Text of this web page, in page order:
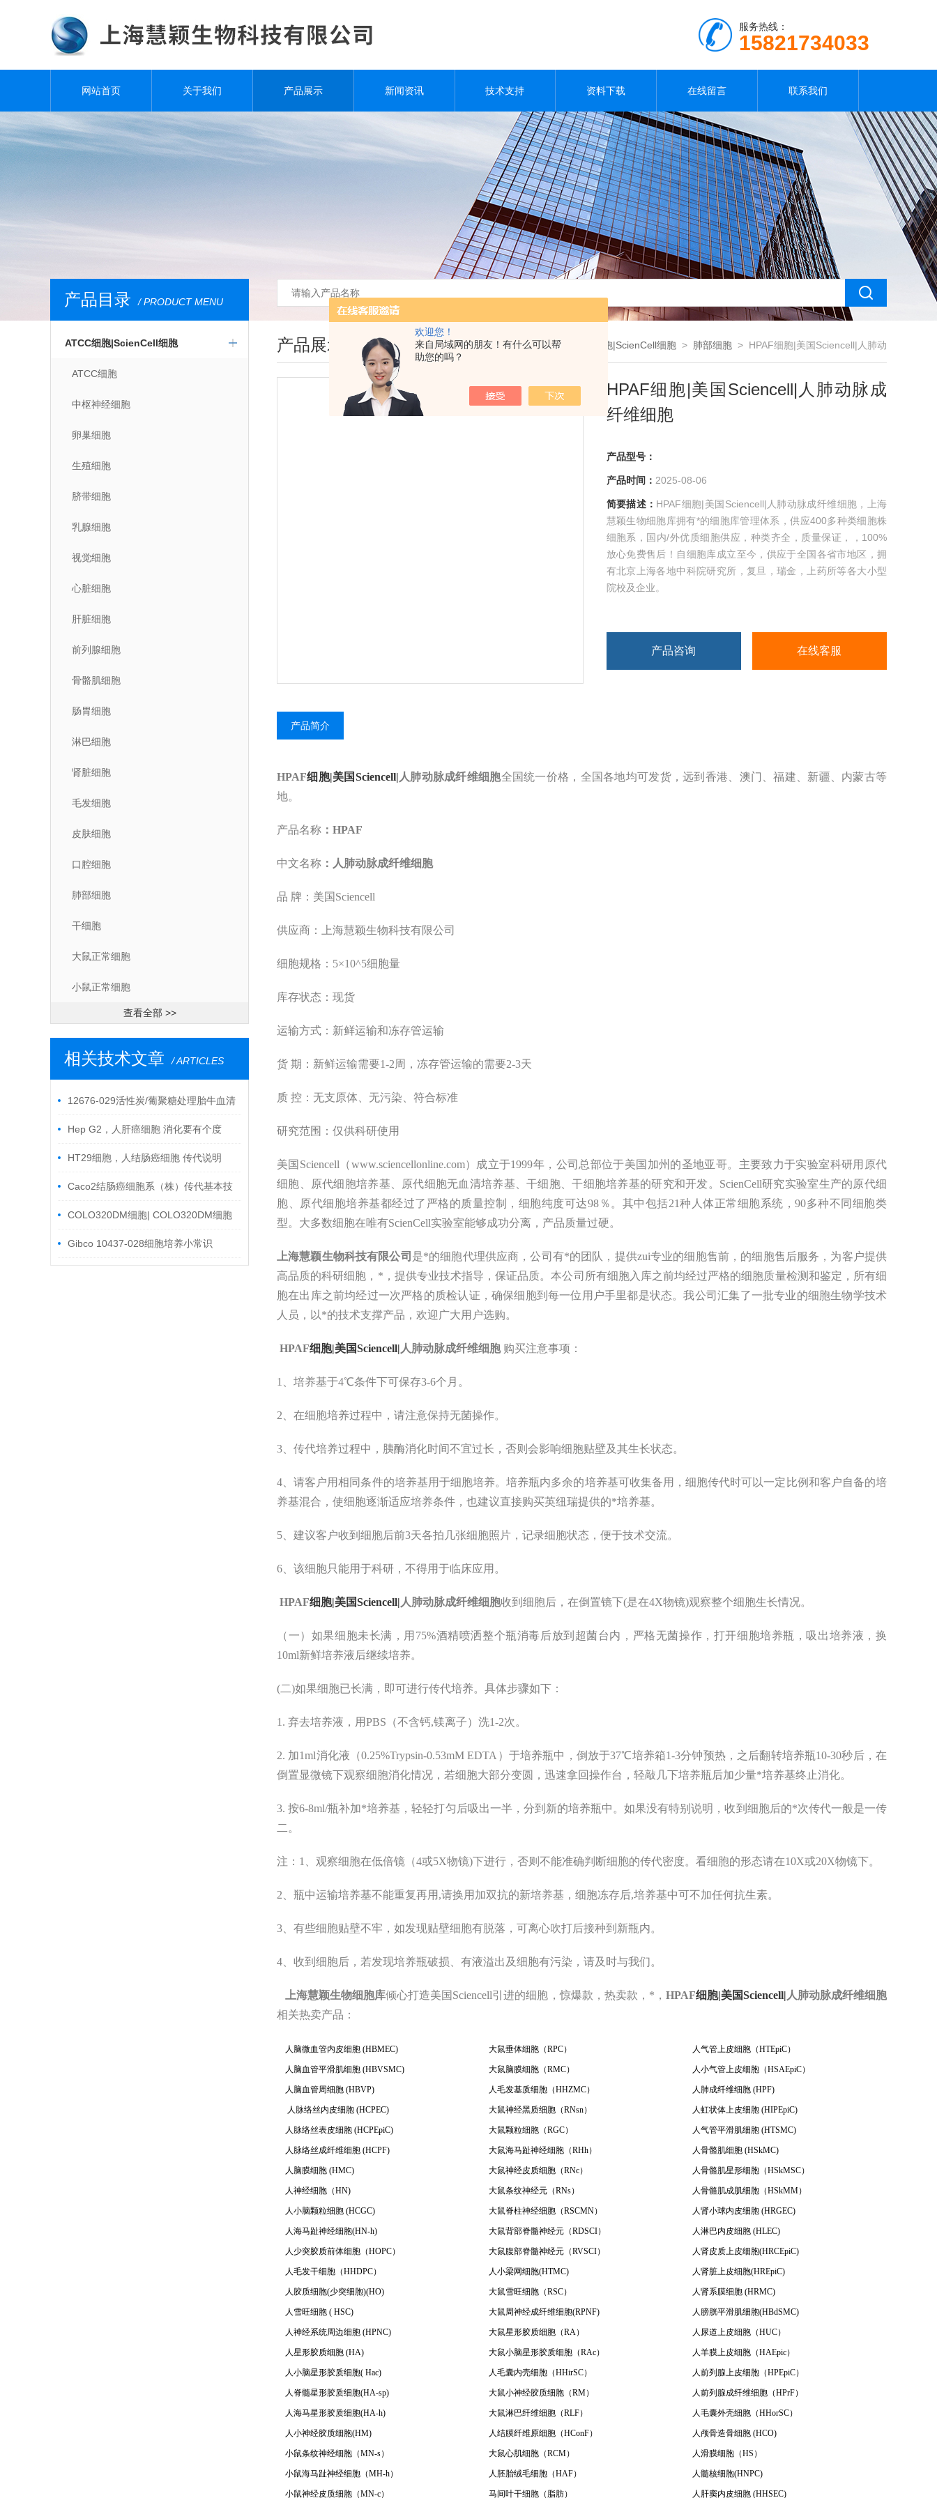
欢迎您！
来自局域网的朋友！有什么可以帮
助您的吗？
服务热线：
15821734033
网站首页 关于我们 产品展示 新闻资讯 技术支持 资料下载 在线留言 联系我们
产品目录 / PRODUCT MENU
ATCC细胞|ScienCell细胞
ATCC细胞
中枢神经细胞
卵巢细胞
生殖细胞
脐带细胞
乳腺细胞
视觉细胞
心脏细胞
肝脏细胞
前列腺细胞
骨骼肌细胞
肠胃细胞
淋巴细胞
肾脏细胞
毛发细胞
皮肤细胞
口腔细胞
肺部细胞
干细胞
大鼠正常细胞
小鼠正常细胞
查看全部 >>
相关技术文章 / ARTICLES
12676-029活性炭/葡聚糖处理胎牛血清
12676-029
Hep G2，人肝癌细胞 消化要有个度
HT29细胞，人结肠癌细胞 传代说明
Caco2结肠癌细胞系（株）传代基本技
术 COLO320DM细胞| COLO320DM细胞
系 培养步骤
Gibco 10437-028细胞培养小常识
产品展示 您现在的位置：首页 >产品展示> ATCC细胞|ScienCell细胞 > 肺部细胞 > HPAF细胞|美国Sciencell|人肺动
脉成纤维细胞
HPAF细胞|美国Sciencell|人肺动脉成
纤维细胞
产品型号：
产品时间： 2025-08-06
简要描述： HPAF细胞|美国Sciencell|人肺动脉成纤维细胞，上海
慧颖生物细胞库拥有*的细胞库管理体系，供应400多种类细胞株
细胞系，国内/外优质细胞供应，种类齐全，质量保证，，100%
放心免费售后！自细胞库成立至今，供应于全国各省市地区，拥
有北京上海各地中科院研究所，复旦，瑞金，上药所等各大小型
院校及企业。
产品咨询 在线客服
产品简介
HPAF细胞|美国Sciencell| 人肺动脉成纤维细胞全国统一价格，全国各地均可发货，远到香港、澳门、福建、新疆、内蒙古等
地。
产品名称 ：HPAF
中文名称 ：人肺动脉成纤维细胞
品 牌：美国Sciencell
供应商：上海慧颖生物科技有限公司
细胞规格： 5×10^5细胞量
库存状态：现货
运输方式：新鲜运输和冻存管运输
货 期：新鲜运输需要1-2周，冻存管运输的需要2-3天
质 控：无支原体、无污染、符合标准
研究范围： 仅供科研使用
美国Sciencell（www.sciencellonline.com）成立于1999年，公司总部位于美国加州的圣地亚哥。主要致力于实验室科研用原代
细胞、原代细胞培养基、原代细胞无血清培养基、干细胞、干细胞培养基的研究和开发。ScienCell研究实验室生产的原代细
胞、原代细胞培养基都经过了严格的质量控制，细胞纯度可达98％。其中包括21种人体正常细胞系统，90多种不同细胞类
型。大多数细胞在唯有ScienCell实验室能够成功分离，产品质量过硬。
上海慧颖生物科技有限公司 是*的细胞代理供应商，公司有*的团队，提供zui专业的细胞售前，的细胞售后服务 ，为客户提供
高品质的科研细胞 ， *，提供专业技术指导 ，保证品质。本公司所有细胞入库之前均经过严格的细胞质量检测和鉴定，所有细
胞在出库之前均经过一次严格的质检认证，确保细胞到每一位用户手里都是状态。我公司汇集了一批专业的细胞生物学技术
人员，以*的技术支撑产品，欢迎广大用户选购。
HPAF细胞|美国Sciencell| 人肺动脉成纤维细胞 购买注意事项：
1、培养基于4℃条件下可保存3-6个月。
2、在细胞培养过程中，请注意保持无菌操作。
3、传代培养过程中，胰酶消化时间不宜过长，否则会影响细胞贴壁及其生长状态。
4、请客户用相同条件的培养基用于细胞培养。培养瓶内多余的培养基可收集备用，细胞传代时可以一定比例和客户自备的培
养基混合，使细胞逐渐适应培养条件，也建议直接购买英纽瑞提供的*培养基。
5、建议客户收到细胞后前3天各拍几张细胞照片，记录细胞状态，便于技术交流。
6、该细胞只能用于科研，不得用于临床应用。
HPAF细胞|美国Sciencell| 人肺动脉成纤维细胞收到细胞后，在倒置镜下(是在4X物镜)观察整个细胞生长情况。
（一）如果细胞未长满，用75%酒精喷洒整个瓶消毒后放到超菌台内，严格无菌操作，打开细胞培养瓶，吸出培养液，换
10ml新鲜培养液后继续培养。
(二)如果细胞已长满，即可进行传代培养。具体步骤如下：
1. 弃去培养液，用PBS（不含钙,镁离子）洗1-2次。
2. 加1ml消化液（0.25%Trypsin-0.53mM EDTA）于培养瓶中，倒放于37℃培养箱1-3分钟预热，之后翻转培养瓶10-30秒后，在
倒置显微镜下观察细胞消化情况，若细胞大部分变圆，迅速拿回操作台，轻敲几下培养瓶后加少量*培养基终止消化。
3. 按6-8ml/瓶补加*培养基，轻轻打匀后吸出一半，分到新的培养瓶中。如果没有特别说明，收到细胞后的*次传代一般是一传
二。
注：1、观察细胞在低倍镜（4或5X物镜)下进行，否则不能准确判断细胞的传代密度。看细胞的形态请在10X或20X物镜下。
2、瓶中运输培养基不能重复再用,请换用加双抗的新培养基，细胞冻存后,培养基中可不加任何抗生素。
3、有些细胞贴壁不牢，如发现贴壁细胞有脱落，可离心吹打后接种到新瓶内。
4、收到细胞后，若发现培养瓶破损、有液溢出及细胞有污染，请及时与我们。
上海慧颖生物细胞库倾心打造美国Sciencell引进的细胞，惊爆款，热卖款，* ， HPAF细胞|美国Sciencell| 人肺动脉成纤维细胞
相关热卖产品 ：
人脑微血管内皮细胞 (HBMEC) 大鼠垂体细胞（RPC） 人气管上皮细胞（HTEpiC）
人脑血管平滑肌细胞 (HBVSMC) 大鼠脑膜细胞（RMC） 人小气管上皮细胞（HSAEpiC）
人脑血管周细胞 (HBVP) 人毛发基质细胞（HHZMC） 人肺成纤维细胞 (HPF)
人脉络丝内皮细胞 (HCPEC) 大鼠神经黑质细胞（RNsn） 人虹状体上皮细胞 (HIPEpiC)
人脉络丝表皮细胞 (HCPEpiC) 大鼠颗粒细胞（RGC） 人气管平滑肌细胞 (HTSMC)
人脉络丝成纤维细胞 (HCPF) 大鼠海马趾神经细胞（RHh） 人骨骼肌细胞 (HSkMC)
人脑膜细胞 (HMC) 大鼠神经皮质细胞（RNc） 人骨骼肌星形细胞（HSkMSC）
人神经细胞（HN) 大鼠条纹神经元（RNs） 人骨骼肌成肌细胞（HSkMM）
人小脑颗粒细胞 (HCGC) 大鼠脊柱神经细胞（RSCMN） 人肾小球内皮细胞 (HRGEC)
人海马趾神经细胞(HN-h) 大鼠背部脊髓神经元（RDSCI） 人淋巴内皮细胞 (HLEC)
人少突胶质前体细胞（HOPC） 大鼠腹部脊髓神经元（RVSCI） 人肾皮质上皮细胞(HRCEpiC)
人毛发干细胞（HHDPC） 人小梁网细胞(HTMC) 人肾脏上皮细胞(HREpiC)
人胶质细胞(少突细胞)(HO) 大鼠雪旺细胞（RSC） 人肾系膜细胞 (HRMC)
人雪旺细胞 ( HSC) 大鼠周神经成纤维细胞(RPNF) 人膀胱平滑肌细胞(HBdSMC)
人神经系统周边细胞 (HPNC) 大鼠星形胶质细胞（RA） 人尿道上皮细胞（HUC）
人星形胶质细胞 (HA) 大鼠小脑星形胶质细胞（RAc） 人羊膜上皮细胞（HAEpic）
人小脑星形胶质细胞( Hac) 人毛囊内壳细胞（HHirSC） 人前列腺上皮细胞（HPEpiC）
人脊髓星形胶质细胞(HA-sp) 大鼠小神经胶质细胞（RM） 人前列腺成纤维细胞（HPrF）
人海马星形胶质细胞(HA-h) 大鼠淋巴纤维细胞（RLF） 人毛囊外壳细胞（HHorSC）
人小神经胶质细胞(HM) 人结膜纤维原细胞（HConF） 人颅骨造骨细胞 (HCO)
小鼠条纹神经细胞（MN-s） 大鼠心肌细胞（RCM） 人滑膜细胞（HS）
小鼠海马趾神经细胞（MH-h） 人胚胎绒毛细胞（HAF） 人髓核细胞(HNPC)
小鼠神经皮质细胞（MN-c） 马间叶干细胞（脂肪） 人肝窦内皮细胞 (HHSEC)